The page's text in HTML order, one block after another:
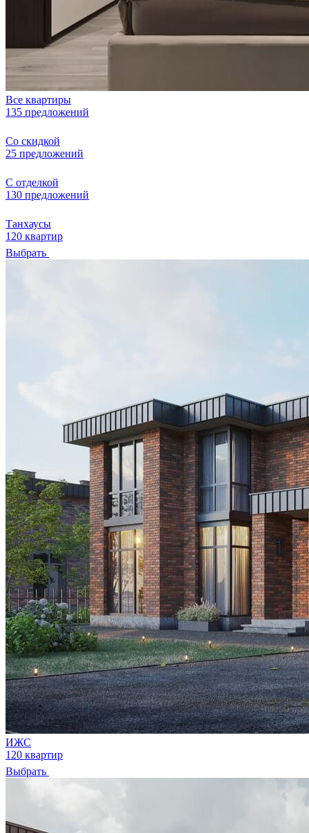
Все квартиры
135 предложений
Со скидкой
25 предложений
С отделкой
130 предложений
Танхаусы
120 квартир
Выбрать
ИЖС
120 квартир
Выбрать